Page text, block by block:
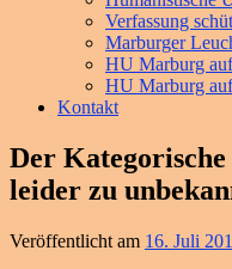
Verfassung
Marburger
HU Marburg
HU Marburg
Kontakt
Der
leider zu
Veröffentlicht am 16. Juli